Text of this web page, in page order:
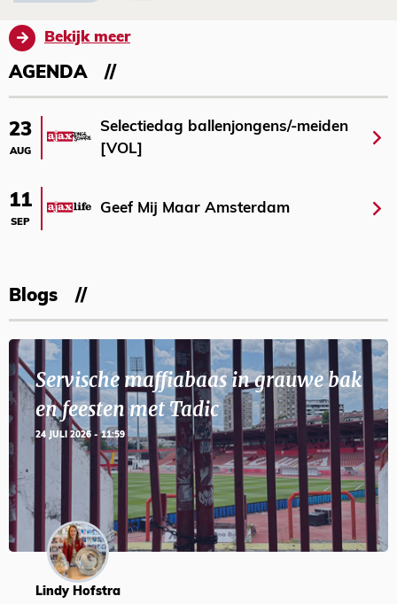
Bekijk meer
AGENDA
23
AUG
Selectiedag ballenjongens/-meiden
[VOL]
11
SEP
Geef Mij Maar Amsterdam
Blogs
Servische maffiabaas in grauwe bak
en feesten met Tadic
24 JULI 2026 - 11:59
Lindy Hofstra